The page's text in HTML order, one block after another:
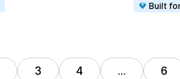
Built
3 4 … 6